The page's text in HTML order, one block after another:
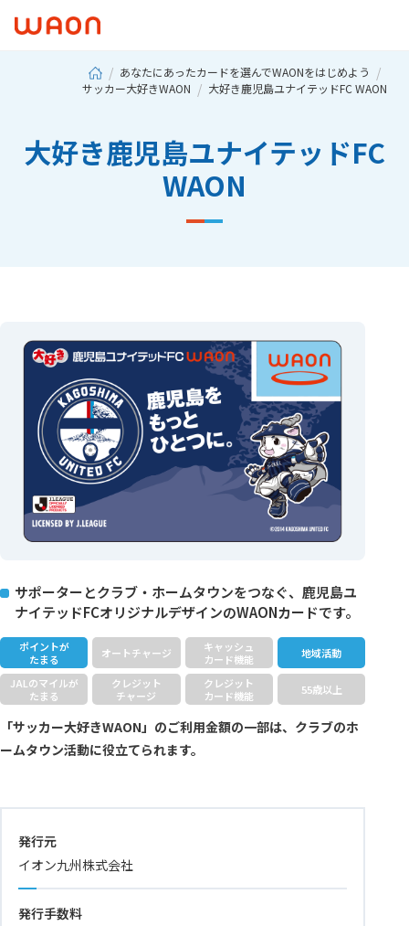
あなたにあったカードを選んでWAONをはじめよう
サッカー大好きWAON
大好き鹿児島ユナイテッドFC WAON
大好き鹿児島ユナイテッドFC
WAON
サポーターとクラブ・ホームタウンをつなぐ、鹿児島ユ
ナイテッドFCオリジナルデザインのWAONカードです。
ポイントが
たまる
オートチャージ
キャッシュ
カード機能
地域活動
JALのマイルが
たまる
クレジット
チャージ
クレジット
カード機能
55歳以上
「サッカー大好きWAON」のご利用金額の一部は、クラブのホ
ームタウン活動に役立てられます。
発行元
イオン九州株式会社
発行手数料